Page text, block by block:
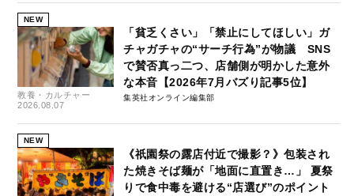
NEW
教養・カルチャー
2026.08.07
「貧乏くさい」「禁止にしてほしい」ガ
チャガチャの“サーチ行為”が物議 SNS
で賛否真っ二つ、店舗側が明かした意外
な本音【2026年7月バズり記事5位】
集英社オンライン編集部
NEW
《祇園祭の露店付近で撮影？》包装され
た焼きそば麺が「地面に直置き…」 夏祭
りで食中毒を避ける“店選び”のポイント